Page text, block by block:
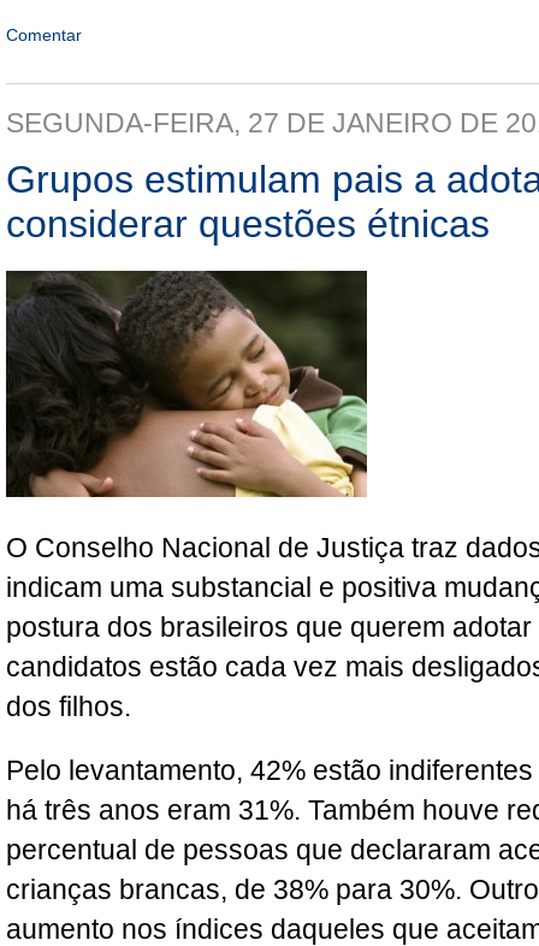
Comentar
SEGUNDA-FEIRA, 27 DE JANEIRO DE
Grupos estimulam pais a
considerar questões étnicas
O Conselho Nacional de Justiça traz
indicam uma substancial e positiva
postura dos brasileiros que querem
candidatos estão cada vez mais
dos filhos.
Pelo levantamento, 42% estão
há três anos eram 31%. Também houve
percentual de pessoas que declararam
crianças brancas, de 38% para 30%.
aumento nos índices daqueles que